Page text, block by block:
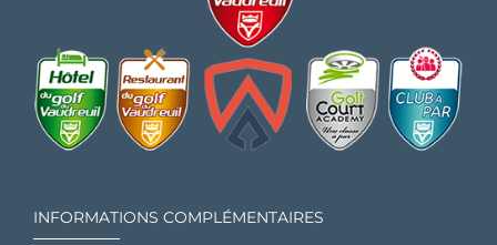
INFORMATIONS COMPLÉMENTAIRES